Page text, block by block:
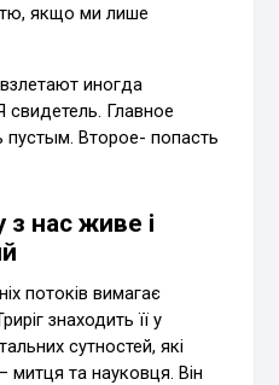
якщо ми лише
иногда
Главное
Второе- попасть
нас живе і
потоків вимагає
знаходить її у
сутностей, які
митця та науковця. Він